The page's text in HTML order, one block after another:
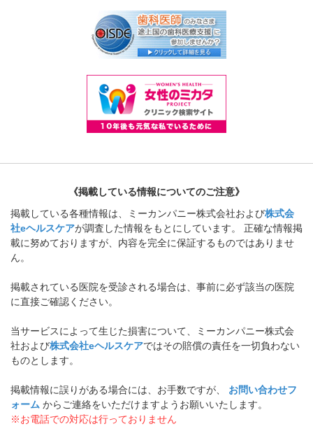
《掲載している情報についてのご注意》
掲載している各種情報は、ミーカンパニー株式会社および株式会
社eヘルスケアが調査した情報をもとにしています。 正確な情報掲
載に努めておりますが、内容を完全に保証するものではありませ
ん。
掲載されている医院を受診される場合は、事前に必ず該当の医院
に直接ご確認ください。
当サービスによって生じた損害について、ミーカンパニー株式会
社および株式会社eヘルスケアではその賠償の責任を一切負わない
ものとします。
掲載情報に誤りがある場合には、お手数ですが、 お問い合わせフ
ォーム からご連絡をいただけますようお願いいたします。
※お電話での対応は行っておりません